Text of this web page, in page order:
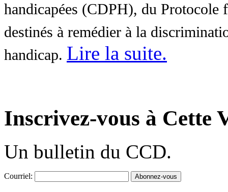
handicapées (CDPH), du Protocole
destinés à remédier à la
handicap. Lire la suite.
Inscrivez-vous à Cette
Un bulletin du CCD.
Courriel: